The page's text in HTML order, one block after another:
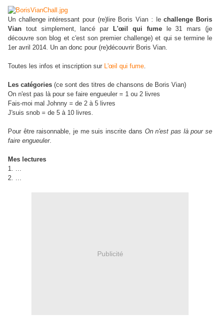
Un challenge intéressant pour (re)lire Boris Vian : le challenge Boris
Vian tout simplement, lancé par L'œil qui fume le 31 mars
(je
découvre son blog et c'est son premier challenge) et qui se termine le
1er avril 2014. Un an donc pour (re)découvrir Boris Vian.
Toutes les infos et inscription sur L'œil qui fume.
Les catégories (ce sont des titres de chansons de Boris Vian)
On n'est pas là pour se faire engueuler = 1 ou 2 livres
Fais-moi mal Johnny = de 2 à 5 livres
J'suis snob = de 5 à 10 livres.
Pour être raisonnable, je me suis inscrite dans On n'est pas là pour se
faire engueuler.
Mes lectures
1. …
2. …
Publicité